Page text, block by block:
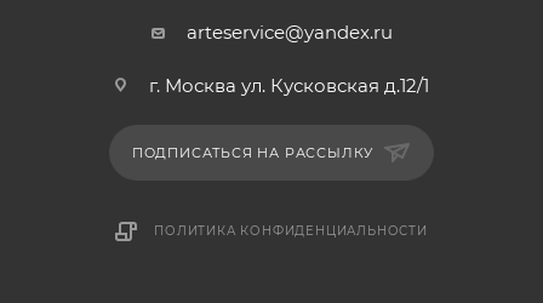
arteservice@yandex.ru
г. Москва ул. Кусковская д.12/1
ПОДПИСАТЬСЯ НА РАССЫЛКУ
ПОЛИТИКА КОНФИДЕНЦИАЛЬНОСТИ